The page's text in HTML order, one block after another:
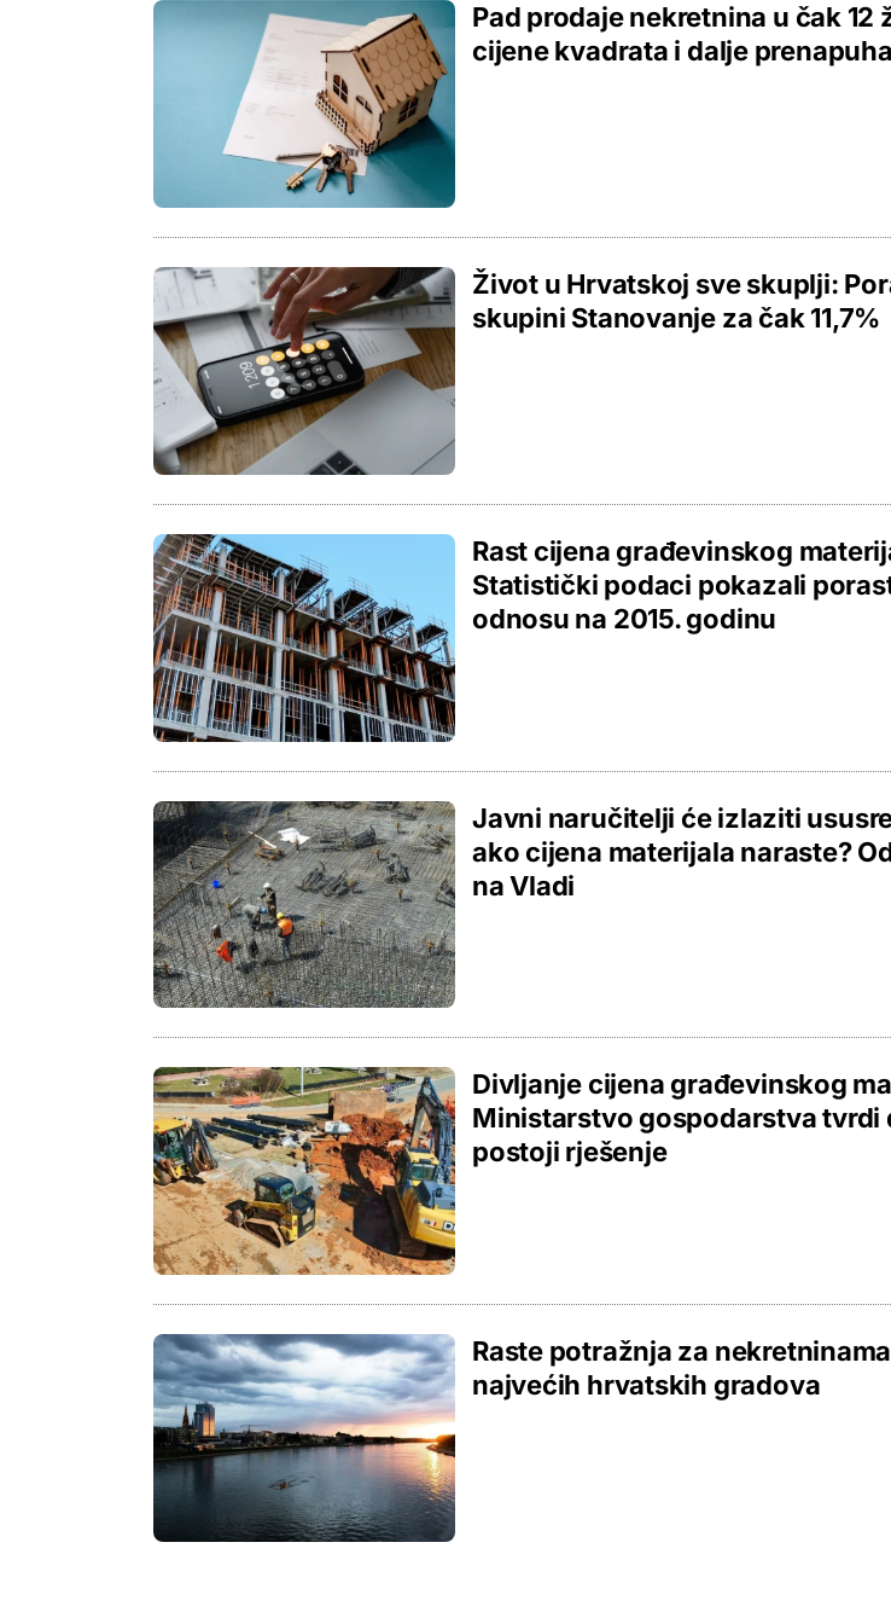
Pad prodaje nekretnina u čak 12
cijene kvadrata i dalje
Život u Hrvatskoj sve skuplji:
skupini Stanovanje za čak 11,7%
Rast cijena građevinskog
Statistički podaci pokazali
odnosu na 2015. godinu
Javni naručitelji će izlaziti
ako cijena materijala naraste?
na Vladi
Divljanje cijena građevinskog
Ministarstvo gospodarstva tvrdi
postoji rješenje
Raste potražnja za
najvećih hrvatskih gradova